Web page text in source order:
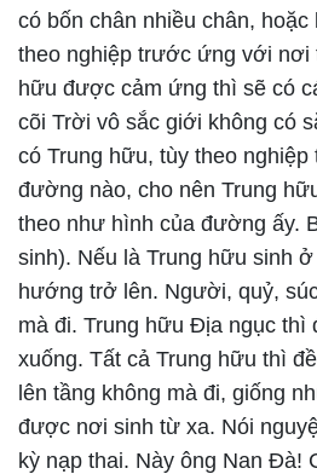
có bốn chân nhiều chân,
theo nghiệp trước ứng với nơi
hữu được cảm ứng thì sẽ có
cõi Trời vô sắc giới không có
có Trung hữu, tùy theo
đường nào, cho nên Trung
theo như hình của đường ấy.
sinh). Nếu là Trung hữu sinh
hướng trở lên. Người, quỷ,
mà đi. Trung hữu Địa ngục thì
xuống. Tất cả Trung hữu thì
lên tầng không mà đi, giống
được nơi sinh từ xa. Nói
kỳ nạp thai. Này ông Nan Đà!